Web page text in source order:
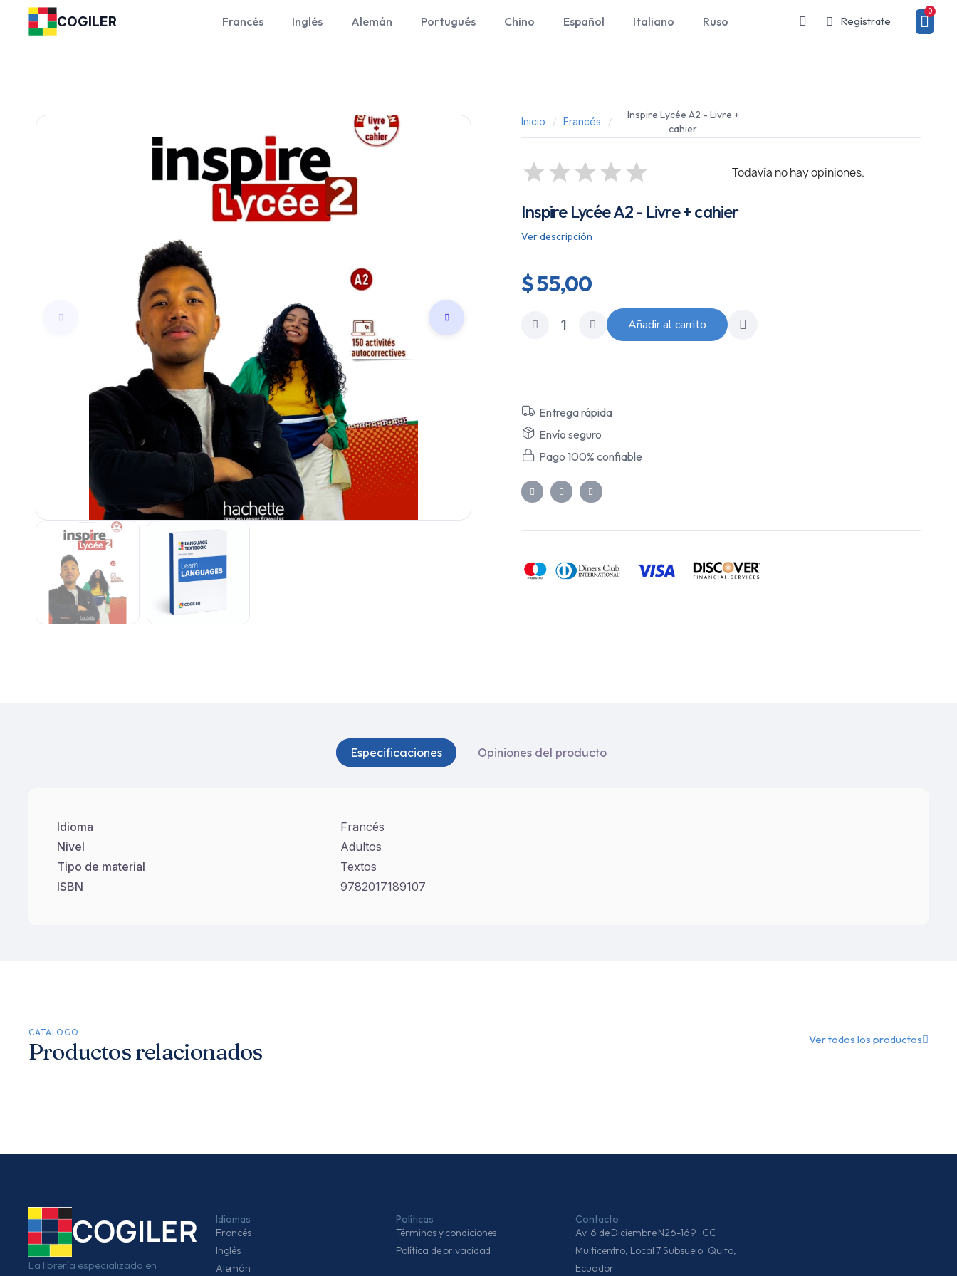
COGILER Francés Inglés Alemán Portugués Chino Español Italiano Ruso Regístrate
Inicio Francés
Inspire Lycée A2 - Livre +
cahier
Todavía no hay opiniones.
Inspire Lycée A2 - Livre + cahier
Ver descripción
$ 55,00
Añadir al carrito
Entrega rápida
Envío seguro
Pago 100% confiable
Especificaciones Opiniones del producto
Idioma
Francés
Nivel
Adultos
Tipo de material
Textos
ISBN
9782017189107
CATÁLOGO
Productos relacionados Ver todos los productos
COGILER
La librería especializada en
Idiomas
Francés
Inglés
Alemán
Políticas
Términos y condiciones
Política de privacidad
Contacto
Av. 6 de Diciembre N26-169 CC
Multicentro, Local 7 Subsuelo Quito,
Ecuador